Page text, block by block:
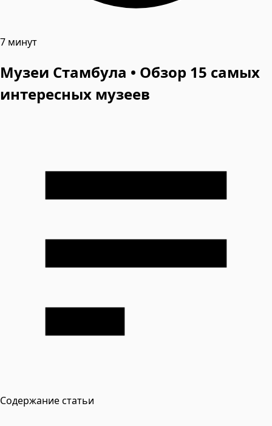
7 минут
Музеи Стамбула • Обзор 15 самых
интересных музеев
Содержание статьи